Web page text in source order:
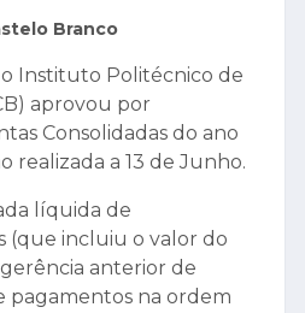
Branco
Instituto Politécnico de
aprovou por
Consolidadas do ano
realizada a 13 de Junho.
líquida de
(que incluiu o valor do
anterior de
pagamentos na ordem